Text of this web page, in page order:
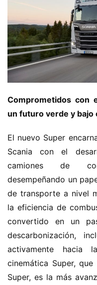
Comprometidos con
un futuro verde y bajo
El nuevo Super
Scania con el
camiones de
desempeñando un
de transporte a nivel
la eficiencia de
convertido en un
descarbonización,
activamente hacia
cinemática Super,
Super, es la más